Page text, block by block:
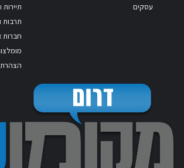
עסקים
תיירות
תרבות
חברות
הצהרת